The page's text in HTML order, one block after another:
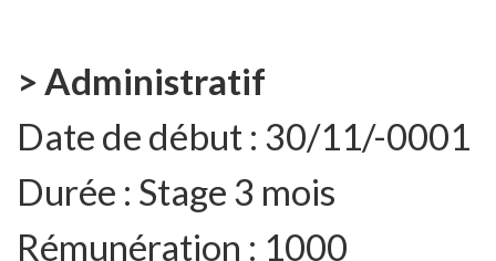
> Administratif
Date de début : 30/11/-0001
Durée : Stage 3 mois
Rémunération : 1000